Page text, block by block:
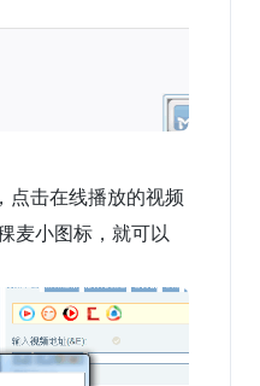
点击在线播放的视频
麦小图标，就可以